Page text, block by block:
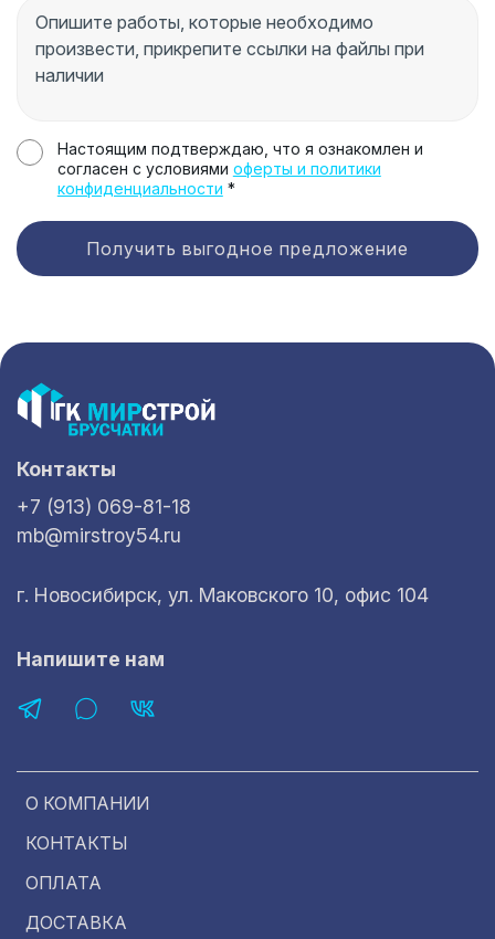
Настоящим подтверждаю, что я ознакомлен и
согласен с условиями оферты и политики
конфиденциальности *
Получить выгодное предложение
О КОМПАНИИ
КОНТАКТЫ
ОПЛАТА
ДОСТАВКА
Контакты
+7 (913) 069-81-18
mb@mirstroy54.ru
г. Новосибирск, ул. Маковского 10, офис 104
Напишите нам